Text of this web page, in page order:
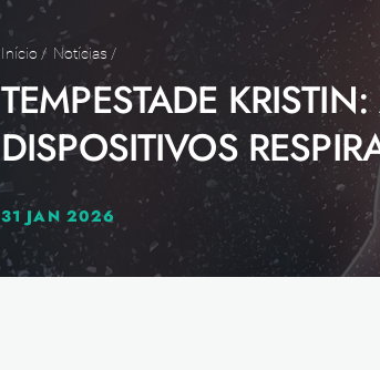
Núcleo Museológico
Parceiros
Como tornar-se sócio
Medalhas de ouro SPP
Início / Notícias /
TEMPESTADE
DISPOSITIVOS
31 JAN 2026